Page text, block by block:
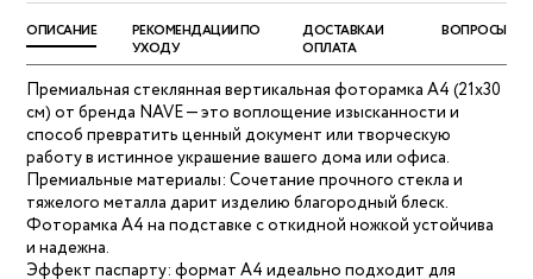
ОПИСАНИЕ
РЕКОМЕНДАЦИИ ПО
УХОДУ
ДОСТАВКА И
ОПЛАТА
ВОПРОСЫ
Премиальная стеклянная вертикальная фоторамка А4 (21х30
см) от бренда NAVE — это воплощение изысканности и
способ превратить ценный документ или творческую
работу в истинное украшение вашего дома или офиса.
Премиальные материалы: Сочетание прочного стекла и
тяжелого металла дарит изделию благородный блеск.
Фоторамка А4 на подставке с откидной ножкой устойчива
и надежна.
Эффект паспарту: формат А4 идеально подходит для